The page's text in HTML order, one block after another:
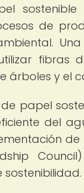
de
fibras
árboles y el
papel
del